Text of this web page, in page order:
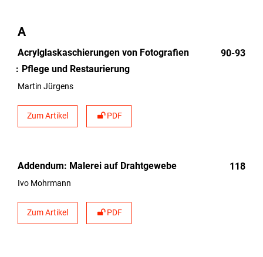
A
Acrylglaskaschierungen von Fotografien
Pflege und Restaurierung
Martin Jürgens
Zum Artikel PDF
90-93
Addendum: Malerei auf Drahtgewebe
Ivo Mohrmann
Zum Artikel PDF
118